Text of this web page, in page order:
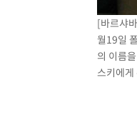
[바르샤
월19일
의 이름
스키에